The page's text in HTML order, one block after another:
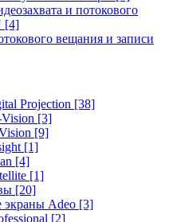
и потокового
[4]
вещания и записи
Projection [38]
[3]
[9]
[1]
[4]
[1]
[20]
Adeo [3]
[2]